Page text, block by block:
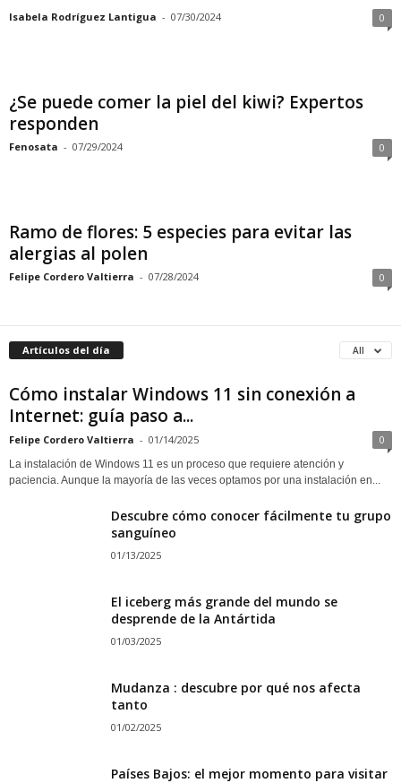
Isabela Rodríguez Lantigua - 07/30/2024 0
¿Se puede comer la piel del kiwi? Expertos
responden
Fenosata - 07/29/2024 0
Ramo de flores: 5 especies para evitar las
alergias al polen
Felipe Cordero Valtierra - 07/28/2024 0
Artículos del día All
Cómo instalar Windows 11 sin conexión a
Internet: guía paso a...
Felipe Cordero Valtierra - 01/14/2025 0
La instalación de Windows 11 es un proceso que requiere atención y
paciencia. Aunque la mayoría de las veces optamos por una instalación en...
Descubre cómo conocer fácilmente tu grupo
sanguíneo
01/13/2025
El iceberg más grande del mundo se
desprende de la Antártida
01/03/2025
Mudanza : descubre por qué nos afecta
tanto
01/02/2025
Países Bajos: el mejor momento para visitar